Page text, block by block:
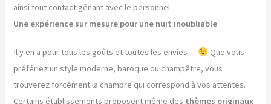
ainsi tout contact gênant avec le personnel.
Une expérience sur mesure pour une nuit inoubliable
Il y en a pour tous les goûts et toutes les envies…
Que vous
préfériez un style moderne, baroque ou champêtre, vous
trouverez forcément la chambre qui correspond à vos attentes.
Certains établissements proposent même des thèmes originaux